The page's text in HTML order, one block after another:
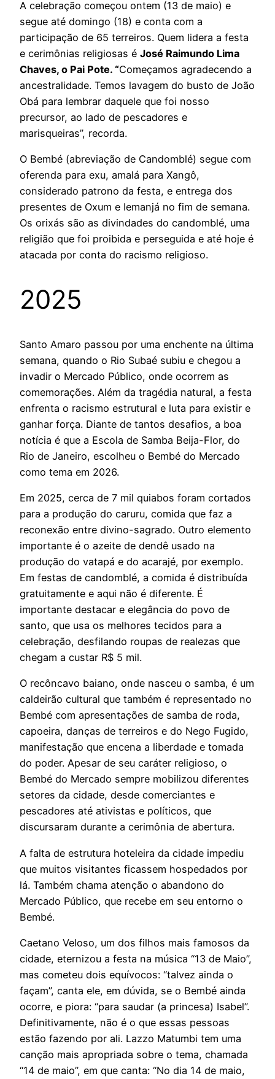
A celebração começou ontem (13 de maio) e
segue até domingo (18) e conta com a
participação de 65 terreiros. Quem lidera a festa
e cerimônias religiosas é José Raimundo Lima
Chaves, o Pai Pote. “Começamos agradecendo a
ancestralidade. Temos lavagem do busto de João
Obá para lembrar daquele que foi nosso
precursor, ao lado de pescadores e
marisqueiras”, recorda.
O Bembé (abreviação de Candomblé) segue com
oferenda para exu, amalá para Xangô,
considerado patrono da festa, e entrega dos
presentes de Oxum e Iemanjá no fim de semana.
Os orixás são as divindades do candomblé, uma
religião que foi proibida e perseguida e até hoje é
atacada por conta do racismo religioso.
2025
Santo Amaro passou por uma enchente na última
semana, quando o Rio Subaé subiu e chegou a
invadir o Mercado Público, onde ocorrem as
comemorações. Além da tragédia natural, a festa
enfrenta o racismo estrutural e luta para existir e
ganhar força. Diante de tantos desafios, a boa
notícia é que a Escola de Samba Beija-Flor, do
Rio de Janeiro, escolheu o Bembé do Mercado
como tema em 2026.
Em 2025, cerca de 7 mil quiabos foram cortados
para a produção do caruru, comida que faz a
reconexão entre divino-sagrado. Outro elemento
importante é o azeite de dendê usado na
produção do vatapá e do acarajé, por exemplo.
Em festas de candomblé, a comida é distribuída
gratuitamente e aqui não é diferente. É
importante destacar e elegância do povo de
santo, que usa os melhores tecidos para a
celebração, desfilando roupas de realezas que
chegam a custar R$ 5 mil.
O recôncavo baiano, onde nasceu o samba, é um
caldeirão cultural que também é representado no
Bembé com apresentações de samba de roda,
capoeira, danças de terreiros e do Nego Fugido,
manifestação que encena a liberdade e tomada
do poder. Apesar de seu caráter religioso, o
Bembé do Mercado sempre mobilizou diferentes
setores da cidade, desde comerciantes e
pescadores até ativistas e políticos, que
discursaram durante a cerimônia de abertura.
A falta de estrutura hoteleira da cidade impediu
que muitos visitantes ficassem hospedados por
lá. Também chama atenção o abandono do
Mercado Público, que recebe em seu entorno o
Bembé.
Caetano Veloso, um dos filhos mais famosos da
cidade, eternizou a festa na música “13 de Maio”,
mas cometeu dois equívocos: “talvez ainda o
façam”, canta ele, em dúvida, se o Bembé ainda
ocorre, e piora: “para saudar (a princesa) Isabel”.
Definitivamente, não é o que essas pessoas
estão fazendo por ali. Lazzo Matumbi tem uma
canção mais apropriada sobre o tema, chamada
“14 de maio”, em que canta: “No dia 14 de maio,